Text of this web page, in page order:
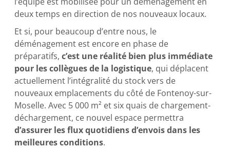
deux temps en direction de nos nouveaux locaux.
Et si, pour beaucoup d’entre nous, le
déménagement est encore en phase de
préparatifs, c’est une réalité bien plus immédiate
pour les collègues de la logistique, qui déplacent
actuellement l’intégralité du stock vers de
nouveaux emplacements du côté de Fontenoy-sur-
Moselle. Avec 5 000 m² et six quais de chargement-
déchargement, ce nouvel espace permettra
d’assurer les flux quotidiens d’envois dans les
meilleures conditions.